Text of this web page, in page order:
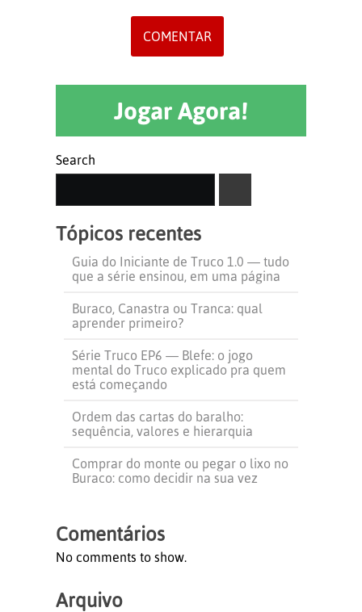
Jogar Agora!
Search
Tópicos recentes
Guia do Iniciante de Truco 1.0 — tudo
que a série ensinou, em uma página
Buraco, Canastra ou Tranca: qual
aprender primeiro?
Série Truco EP6 — Blefe: o jogo
mental do Truco explicado pra quem
está começando
Ordem das cartas do baralho:
sequência, valores e hierarquia
Comprar do monte ou pegar o lixo no
Buraco: como decidir na sua vez
Comentários
No comments to show.
Arquivo